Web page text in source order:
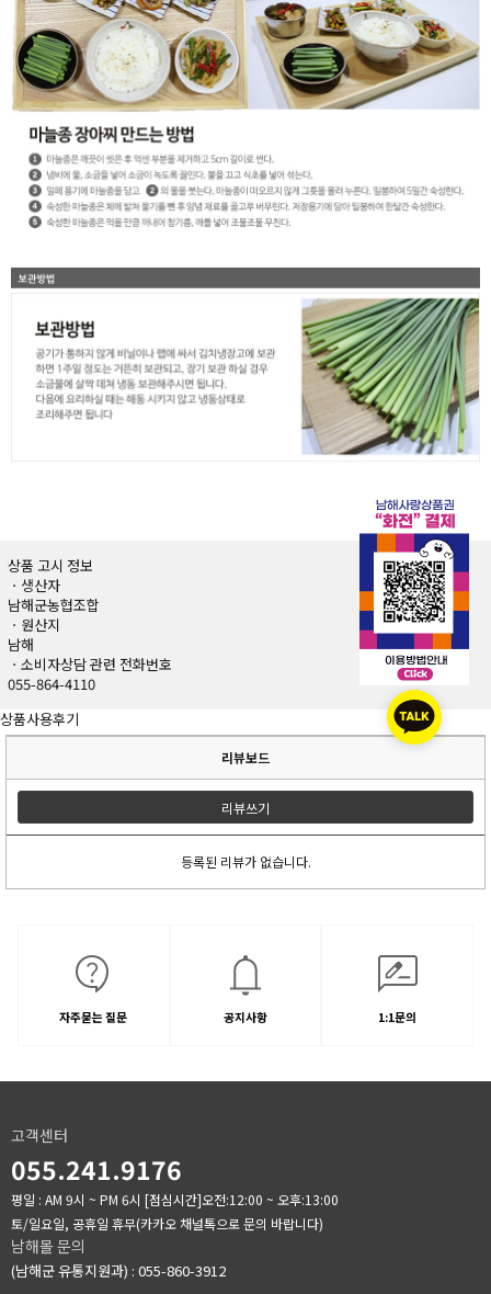
상품 고시 정보
ㆍ생산자
남해군농협조합
ㆍ원산지
남해
ㆍ소비자상담 관련 전화번호
055-864-4110
상품사용후기
리뷰보드
리뷰쓰기
등록된 리뷰가 없습니다.
자주묻는 질문 공지사항 1:1문의
고객센터
055.241.9176
평일 : AM 9시 ~ PM 6시 [점심시간]오전:12:00 ~ 오후:13:00
토/일요일, 공휴일 휴무(카카오 채널톡으로 문의 바랍니다)
남해몰 문의
(남해군 유통지원과) : 055-860-3912